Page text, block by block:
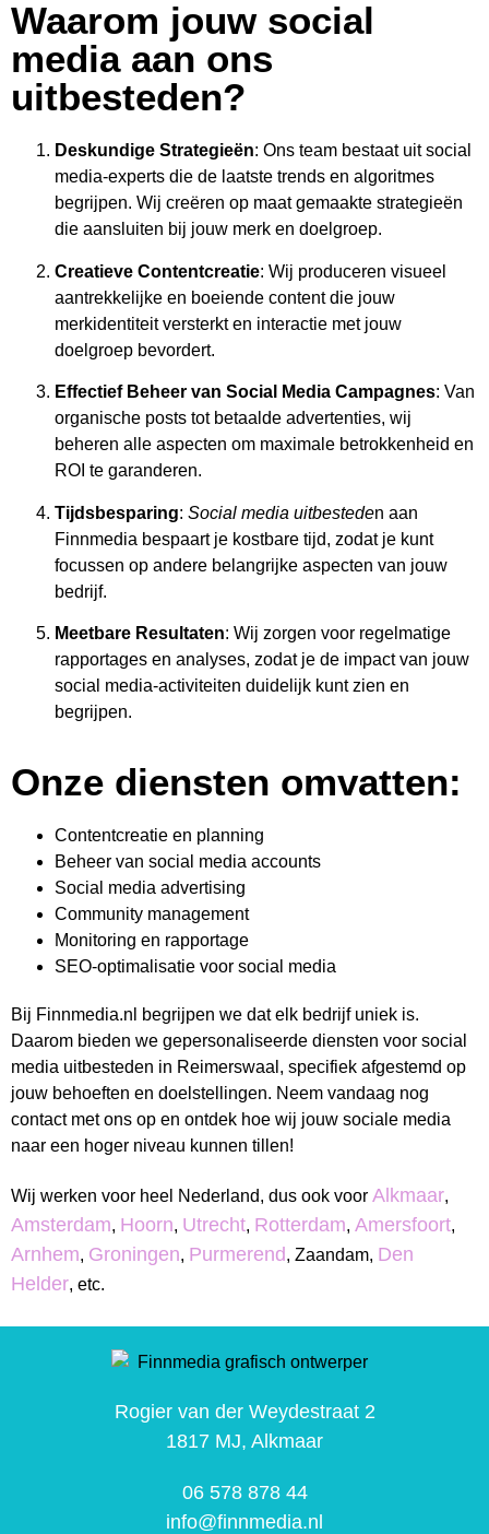
Waarom jouw social
media aan ons
uitbesteden?
Deskundige Strategieën: Ons team bestaat uit social
media-experts die de laatste trends en algoritmes
begrijpen. Wij creëren op maat gemaakte strategieën
die aansluiten bij jouw merk en doelgroep.
Creatieve Contentcreatie: Wij produceren visueel
aantrekkelijke en boeiende content die jouw
merkidentiteit versterkt en interactie met jouw
doelgroep bevordert.
Effectief Beheer van Social Media Campagnes: Van
organische posts tot betaalde advertenties, wij
beheren alle aspecten om maximale betrokkenheid en
ROI te garanderen.
Tijdsbesparing: Social media uitbesteden aan
Finnmedia bespaart je kostbare tijd, zodat je kunt
focussen op andere belangrijke aspecten van jouw
bedrijf.
Meetbare Resultaten: Wij zorgen voor regelmatige
rapportages en analyses, zodat je de impact van jouw
social media-activiteiten duidelijk kunt zien en
begrijpen.
Onze diensten omvatten:
Contentcreatie en planning
Beheer van social media accounts
Social media advertising
Community management
Monitoring en rapportage
SEO-optimalisatie voor social media
Bij Finnmedia.nl begrijpen we dat elk bedrijf uniek is.
Daarom bieden we gepersonaliseerde diensten voor social
media uitbesteden in Reimerswaal, specifiek afgestemd op
jouw behoeften en doelstellingen. Neem vandaag nog
contact met ons op en ontdek hoe wij jouw sociale media
naar een hoger niveau kunnen tillen!
Wij werken voor heel Nederland, dus ook voor Alkmaar,
Amsterdam, Hoorn, Utrecht, Rotterdam, Amersfoort,
Arnhem, Groningen, Purmerend, Zaandam, Den
Helder, etc.
Rogier van der Weydestraat 2
1817 MJ, Alkmaar
06 578 878 44
info@finnmedia.nl